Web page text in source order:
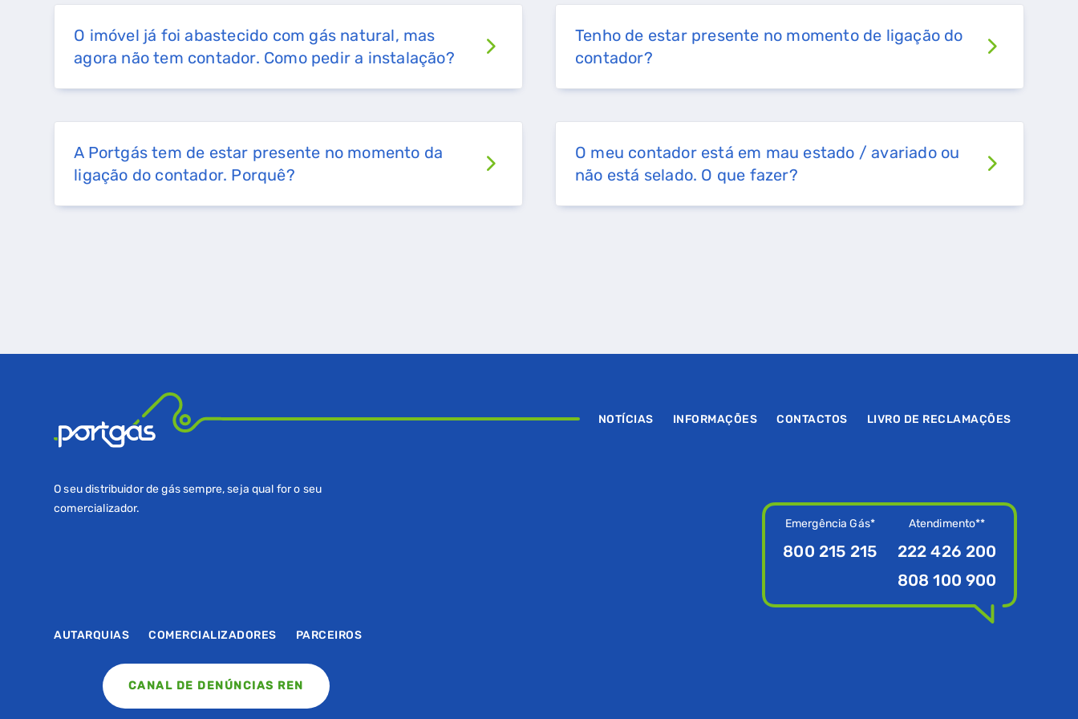
O imóvel já foi abastecido com gás natural, mas
agora não tem contador. Como pedir a instalação?
Tenho de estar presente no momento de ligação do
contador?
A Portgás tem de estar presente no momento da
ligação do contador. Porquê?
O meu contador está em mau estado / avariado ou
não está selado. O que fazer?
O seu distribuidor de gás sempre, seja qual for o seu
comercializador.
NOTÍCIAS INFORMAÇÕES CONTACTOS LIVRO DE RECLAMAÇÕES
Emergência Gás*
800 215 215
Atendimento**
222 426 200
808 100 900
AUTARQUIAS COMERCIALIZADORES PARCEIROS
CANAL DE DENÚNCIAS REN